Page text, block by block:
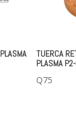
TUERCA
PLASMA
Q75